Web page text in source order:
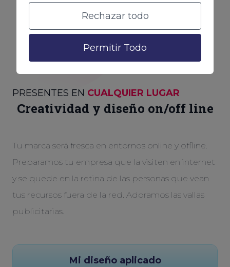
Rechazar todo
Permitir Todo
PRESENTES EN CUALQUIER LUGAR
Creatividad y diseño on/off line
Tu marca será fresca en entornos online y offline.
Preparamos tu empresa que la visiten en internet
y se quede en la retina de las personas que vean
tus recursos fuera de la red. Adoramos las vallas
publicitarias.
Mi diseño aplicado